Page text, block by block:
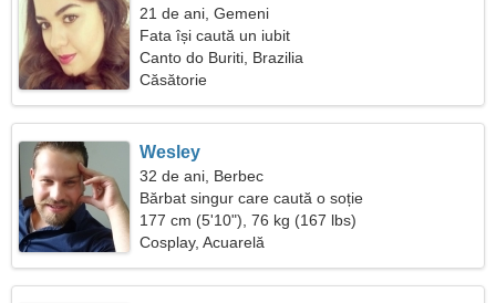
21 de ani, Gemeni
Fata își caută un iubit
Canto do Buriti, Brazilia
Căsătorie
Wesley
32 de ani, Berbec
Bărbat singur care caută o soție
177 cm (5'10"), 76 kg (167 lbs)
Cosplay, Acuarelă